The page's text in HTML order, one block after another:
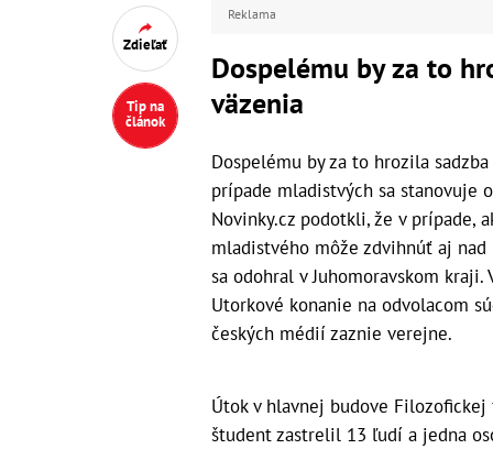
Zdieľať
Tip na
článok
Reklama
Dospelému by za to
väzenia
Dospelému by za to hrozila
prípade mladistvých sa stanovuje
Novinky.cz podotkli, že v prípade,
mladistvého môže zdvihnúť aj
sa odohral v Juhomoravskom
Utorkové konanie na odvolacom
českých médií zaznie verejne.
Útok v hlavnej budove Filozofickej
študent zastrelil 13 ľudí a jedna